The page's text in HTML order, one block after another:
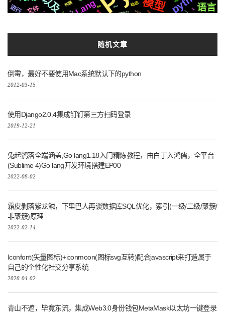
模型
以及 语言
Lang
文件
进行 动态
构建
compose
新版 Silicon
遇到 github
io
流程
可用
声音
矢量
js2.6 asyncio
设计
随机文章
倒霉，最好不要使用Mac系统默认下的python
2012-03-15
使用Django2.0.4集成钉钉第三方扫码登录
2019-12-21
兔起鹘落全端涵盖,Go lang1.18入门精炼教程，由白丁入鸿儒，全平台
(Sublime 4)Go lang开发环境搭建EP00
2022-08-02
霜皮剥落紫龙鳞，下里巴人再谈数据库SQL优化，索引(一级/二级/聚簇/
非聚簇)原理
2022-02-14
Iconfont(矢量图标)+iconmoon(图标svg互转)配合javascript来打造属于
自己的个性化社交分享系统
2020-04-02
青山不遮，毕竟东流，集成Web3.0身份钱包MetaMask以太坊一键登录